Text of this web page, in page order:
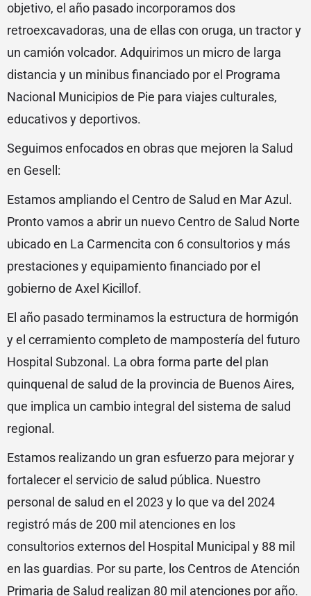
objetivo, el año pasado incorporamos dos
retroexcavadoras, una de ellas con oruga, un tractor y
un camión volcador. Adquirimos un micro de larga
distancia y un minibus financiado por el Programa
Nacional Municipios de Pie para viajes culturales,
educativos y deportivos.
Seguimos enfocados en obras que mejoren la Salud
en Gesell:
Estamos ampliando el Centro de Salud en Mar Azul.
Pronto vamos a abrir un nuevo Centro de Salud Norte
ubicado en La Carmencita con 6 consultorios y más
prestaciones y equipamiento financiado por el
gobierno de Axel Kicillof.
El año pasado terminamos la estructura de hormigón
y el cerramiento completo de mampostería del futuro
Hospital Subzonal. La obra forma parte del plan
quinquenal de salud de la provincia de Buenos Aires,
que implica un cambio integral del sistema de salud
regional.
Estamos realizando un gran esfuerzo para mejorar y
fortalecer el servicio de salud pública. Nuestro
personal de salud en el 2023 y lo que va del 2024
registró más de 200 mil atenciones en los
consultorios externos del Hospital Municipal y 88 mil
en las guardias. Por su parte, los Centros de Atención
Primaria de Salud realizan 80 mil atenciones por año.